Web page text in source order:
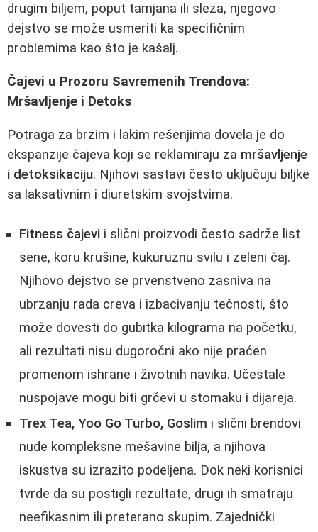
drugim biljem, poput tamjana ili sleza, njegovo
dejstvo se može usmeriti ka specifičnim
problemima kao što je kašalj.
Čajevi u Prozoru Savremenih Trendova:
Mršavljenje i Detoks
Potraga za brzim i lakim rešenjima dovela je do
ekspanzije čajeva koji se reklamiraju za mršavljenje
i detoksikaciju. Njihovi sastavi često uključuju biljke
sa laksativnim i diuretskim svojstvima.
Fitness čajevi i slični proizvodi često sadrže list
sene, koru krušine, kukuruznu svilu i zeleni čaj.
Njihovo dejstvo se prvenstveno zasniva na
ubrzanju rada creva i izbacivanju tečnosti, što
može dovesti do gubitka kilograma na početku,
ali rezultati nisu dugoročni ako nije praćen
promenom ishrane i životnih navika. Učestale
nuspojave mogu biti grčevi u stomaku i dijareja.
Trex Tea, Yoo Go Turbo, Goslim i slični brendovi
nude kompleksne mešavine bilja, a njihova
iskustva su izrazito podeljena. Dok neki korisnici
tvrde da su postigli rezultate, drugi ih smatraju
neefikasnim ili preterano skupim. Zajednički